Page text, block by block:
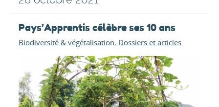
Pays’Apprentis célèbre ses 10 ans
Biodiversité & végétalisation Dossiers et articles